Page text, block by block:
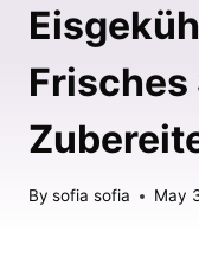
By sofia sofia May